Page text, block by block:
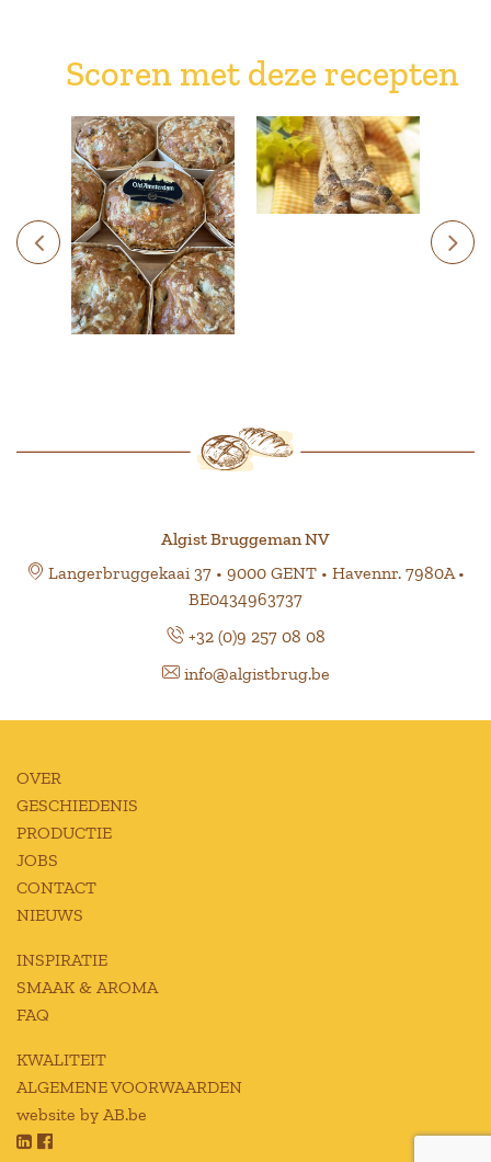
Scoren met deze recepten
Algist Bruggeman NV
Langerbruggekaai 37 • 9000 GENT • Havennr. 7980A •
BE0434963737
+32 (0)9 257 08 08
info@algistbrug.be
OVER
GESCHIEDENIS
PRODUCTIE
JOBS
CONTACT
NIEUWS
INSPIRATIE
SMAAK & AROMA
FAQ
KWALITEIT
ALGEMENE VOORWAARDEN
website by AB.be